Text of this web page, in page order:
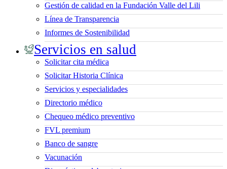
Gestión de calidad en la Fundación Valle del Lili
Línea de Transparencia
Informes de Sostenibilidad
Servicios en salud
Solicitar cita médica
Solicitar Historia Clínica
Servicios y especialidades
Directorio médico
Chequeo médico preventivo
FVL premium
Banco de sangre
Vacunación